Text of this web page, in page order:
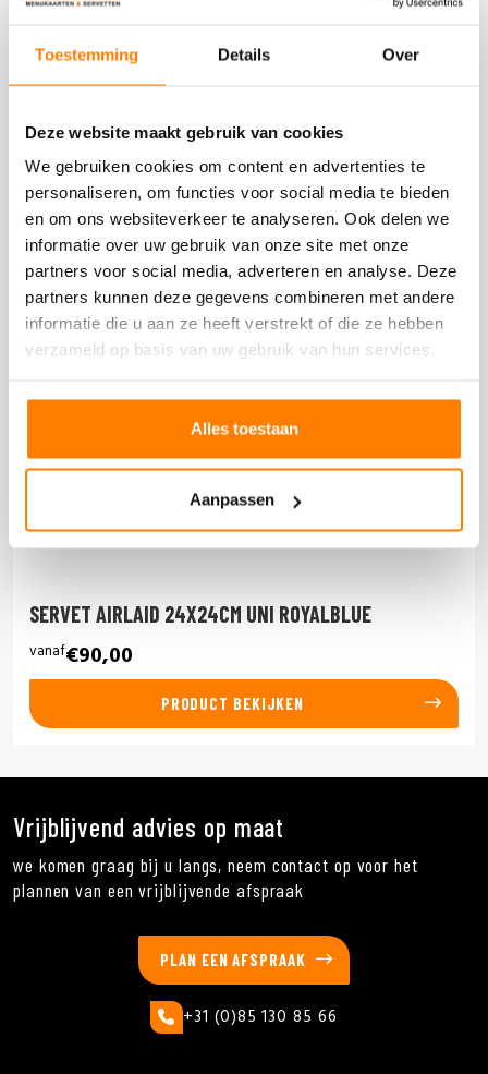
Toestemming Details Over
Deze website maakt gebruik van cookies
We gebruiken cookies om content en advertenties te
personaliseren, om functies voor social media te bieden
en om ons websiteverkeer te analyseren. Ook delen we
informatie over uw gebruik van onze site met onze
partners voor social media, adverteren en analyse. Deze
partners kunnen deze gegevens combineren met andere
informatie die u aan ze heeft verstrekt of die ze hebben
verzameld op basis van uw gebruik van hun services.
Alles toestaan
Aanpassen
DOOS 1.200 STUKS
SERVET AIRLAID 24X24CM UNI ROYALBLUE
vanaf€90,00
PRODUCT BEKIJKEN
Vrijblijvend advies op maat
we komen graag bij u langs, neem contact op voor het
plannen van een vrijblijvende afspraak
PLAN EEN AFSPRAAK
+31 (0)85 130 85 66